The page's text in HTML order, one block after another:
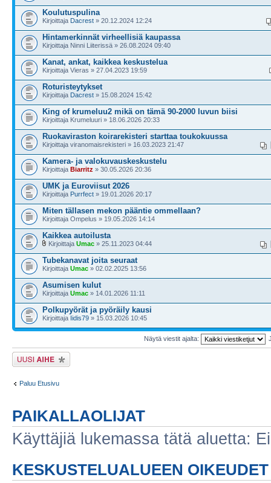
Koulutuspulina
Kirjoittaja Dacrest » 20.12.2024 12:24
Hintamerkinnät virheellisiä kaupassa
Kirjoittaja Ninni Liiterissä » 26.08.2024 09:40
Kanat, ankat, kaikkea keskustelua
Kirjoittaja Vieras » 27.04.2023 19:59
Roturisteytykset
Kirjoittaja Dacrest » 15.08.2024 15:42
King of krumeluu2 mikä on tämä 90-2000 luvun biisi
Kirjoittaja Krumeluuri » 18.06.2026 20:33
Ruokaviraston koirarekisteri starttaa toukokuussa
Kirjoittaja viranomaisrekisteri » 16.03.2023 21:47
Kamera- ja valokuvauskeskustelu
Kirjoittaja Biarritz » 30.05.2026 20:36
UMK ja Euroviisut 2026
Kirjoittaja Purrfect » 19.01.2026 20:17
Miten tällasen mekon pääntie ommellaan?
Kirjoittaja Ompelus » 19.05.2026 14:14
Kaikkea autoilusta
Kirjoittaja Umac » 25.11.2023 04:44
Tubekanavat joita seuraat
Kirjoittaja Umac » 02.02.2025 13:56
Asumisen kulut
Kirjoittaja Umac » 14.01.2026 11:11
Polkupyörät ja pyöräily kausi
Kirjoittaja Iidis79 » 15.03.2026 10:45
Näytä viestit ajalta:
Lähetä uusi viesti
Paluu Etusivu
PAIKALLAOLIJAT
Käyttäjiä lukemassa tätä aluetta:
KESKUSTELUALUEEN OIKEUDET